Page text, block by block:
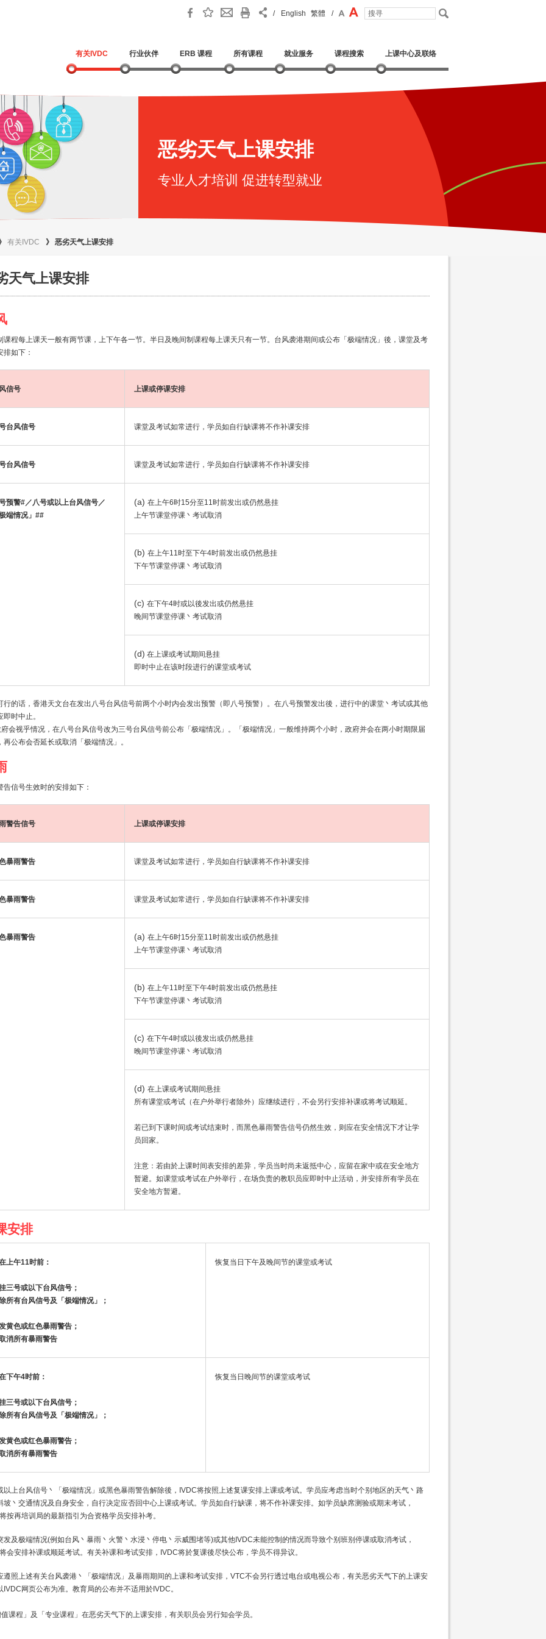
/ English 繁體 /
有关IVDC 行业伙伴 ERB 课程 所有课程 就业服务 课程搜索 上课中心及联络
恶劣天气上课安排
专业人才培训 促进转型就业
有关IVDC 》 恶劣天气上课安排
天气上课安排
课程每上课天一般有两节课，上下午各一节。半日及晚间制课程每上课天只有一节。台风袭港期间或公布「极端情况」後，课堂及考
排如下：
信号 上课或停课安排
台风信号 课堂及考试如常进行，学员如自行缺课将不作补课安排
台风信号 课堂及考试如常进行，学员如自行缺课将不作补课安排
预警#／八号或以上台风信号／
极端情况」##
(a) 在上午6时15分至11时前发出或仍然悬挂
上午节课堂停课丶考试取消
(b) 在上午11时至下午4时前发出或仍然悬挂
下午节课堂停课丶考试取消
(c) 在下午4时或以後发出或仍然悬挂
晚间节课堂停课丶考试取消
(d) 在上课或考试期间悬挂
即时中止在该时段进行的课堂或考试
行的话，香港天文台在发出八号台风信号前两个小时内会发出预警（即八号预警）。在八号预警发出後，进行中的课堂丶考试或其他
即时中止。
会视乎情况，在八号台风信号改为三号台风信号前公布「极端情况」。「极端情况」一般维持两个小时，政府并会在两小时期限届
再公布会否延长或取消「极端情况」。
告信号生效时的安排如下：
警告信号 上课或停课安排
暴雨警告 课堂及考试如常进行，学员如自行缺课将不作补课安排
暴雨警告 课堂及考试如常进行，学员如自行缺课将不作补课安排
暴雨警告 (a) 在上午6时15分至11时前发出或仍然悬挂
上午节课堂停课丶考试取消
(b) 在上午11时至下午4时前发出或仍然悬挂
下午节课堂停课丶考试取消
(c) 在下午4时或以後发出或仍然悬挂
晚间节课堂停课丶考试取消
(d) 在上课或考试期间悬挂
所有课堂或考试（在户外举行者除外）应继续进行，不会另行安排补课或将考试顺延。
若已到下课时间或考试结束时，而黑色暴雨警告信号仍然生效，则应在安全情况下才让学
员回家。
注意：若由於上课时间表安排的差异，学员当时尚未返抵中心，应留在家中或在安全地方
暂避。如课堂或考试在户外举行，在场负责的教职员应即时中止活动，并安排所有学员在
安全地方暂避。
安排
上午11时前：
三号或以下台风信号；
所有台风信号及「极端情况」；
黄色或红色暴雨警告；
消所有暴雨警告
恢复当日下午及晚间节的课堂或考试
下午4时前：
三号或以下台风信号；
所有台风信号及「极端情况」
；
黄色或红色暴雨警告；
消所有暴雨警告
恢复当日晚间节的课堂或考试
以上台风信号丶「极端情况」或黑色暴雨警告解除後，IVDC将按照上述复课安排上课或考试。学员应考虑当时个别地区的天气丶路
坡丶交通情况及自身安全，自行决定应否回中心上课或考试。学员如自行缺课，将不作补课安排。如学员缺席测验或期末考试，
按再培训局的最新指引为合资格学员安排补考。
发及极端情况(例如台风丶暴雨丶火警丶水浸丶停电丶示威围堵等)或其他IVDC未能控制的情况而导致个别班别停课或取消考试，
会安排补课或顺延考试。有关补课和考试安排，IVDC将於复课後尽快公布，学员不得异议。
遵照上述有关台风袭港丶「极端情况」及暴雨期间的上课和考试安排，VTC不会另行透过电台或电视公布，有关恶劣天气下的上课安
IVDC网页公布为准。教育局的公布并不适用於IVDC。
课程」及「专业课程」在恶劣天气下的上课安排，有关职员会另行知会学员。